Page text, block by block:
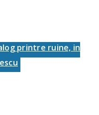
printre ruine, in